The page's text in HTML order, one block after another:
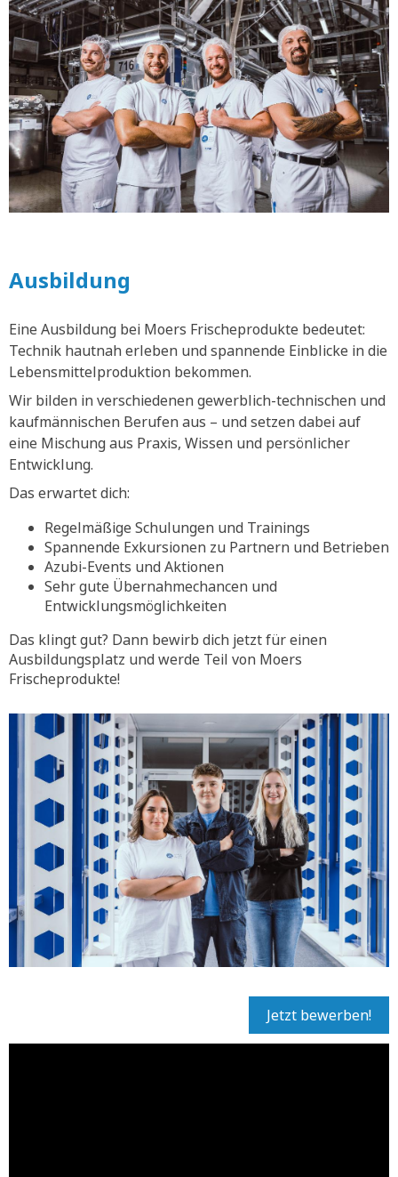
Ausbildung
Eine Ausbildung bei Moers Frischeprodukte bedeutet:
Technik hautnah erleben und spannende Einblicke in die
Lebensmittelproduktion bekommen.
Wir bilden in verschiedenen gewerblich-technischen und
kaufmännischen Berufen aus – und setzen dabei auf
eine Mischung aus Praxis, Wissen und persönlicher
Entwicklung.
Das erwartet dich:
Regelmäßige Schulungen und Trainings
Spannende Exkursionen zu Partnern und Betrieben
Azubi-Events und Aktionen
Sehr gute Übernahmechancen und
Entwicklungsmöglichkeiten
Das klingt gut? Dann bewirb dich jetzt für einen
Ausbildungsplatz und werde Teil von Moers
Frischeprodukte!
Jetzt bewerben!